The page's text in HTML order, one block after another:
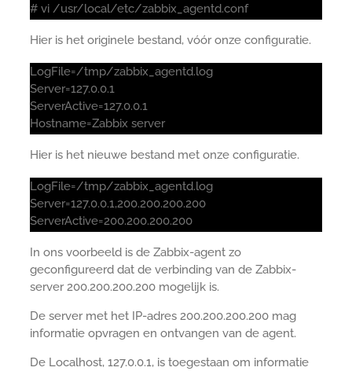
# vi /usr/local/etc/zabbix_agentd.conf
Hier is het originele bestand, vóór onze configuratie.
LogFile=/tmp/zabbix_agentd.log
Server=127.0.0.1
ServerActive=127.0.0.1
Hostname=Zabbix server
Hier is het nieuwe bestand met onze configuratie.
LogFile=/tmp/zabbix_agentd.log
Server=127.0.0.1,200.200.200.200
ServerActive=200.200.200.200
In ons voorbeeld is de Zabbix-agent zo
geconfigureerd dat de verbinding van de Zabbix-
server 200.200.200.200 mogelijk is.
De server met het IP-adres 200.200.200.200 mag
informatie opvragen en ontvangen van de agent.
De Localhost, 127.0.0.1, is toegestaan om informatie